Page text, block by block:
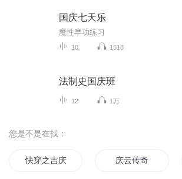
国庆七天乐
魔性早功练习
10 1518
法制史国庆班
12 1万
您是不是在找：
快穿之吉庆有余 庆云传奇